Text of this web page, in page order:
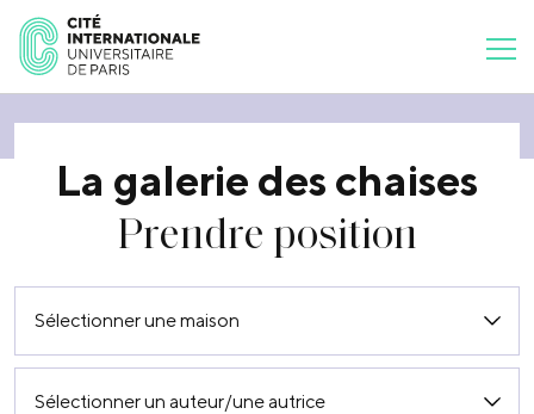
La galerie des chaises
Prendre position
Sélectionner une maison
Sélectionner un auteur/une autrice